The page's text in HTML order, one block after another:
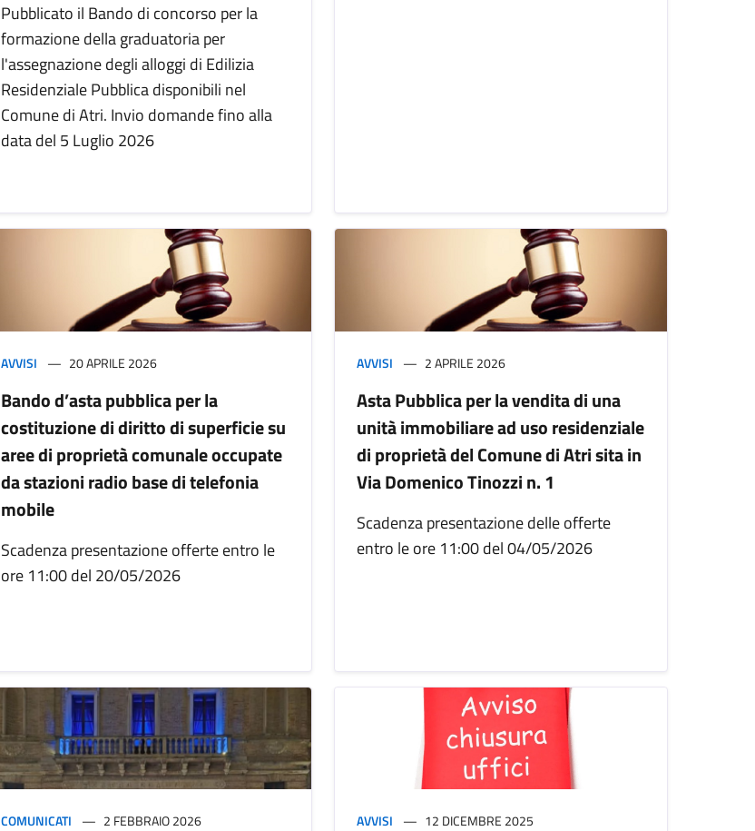
Pubblicato il Bando di concorso per la
formazione della graduatoria per
l'assegnazione degli alloggi di Edilizia
Residenziale Pubblica disponibili nel
Comune di Atri. Invio domande fino alla
data del 5 Luglio 2026
AVVISI 20 APRILE 2026
Bando d’asta pubblica per la
costituzione di diritto di superficie su
aree di proprietà comunale occupate
da stazioni radio base di telefonia
mobile
Scadenza presentazione offerte entro le
ore 11:00 del 20/05/2026
AVVISI 2 APRILE 2026
Asta Pubblica per la vendita di una
unità immobiliare ad uso residenziale
di proprietà del Comune di Atri sita in
Via Domenico Tinozzi n. 1
Scadenza presentazione delle offerte
entro le ore 11:00 del 04/05/2026
COMUNICATI 2 FEBBRAIO 2026 AVVISI 12 DICEMBRE 2025